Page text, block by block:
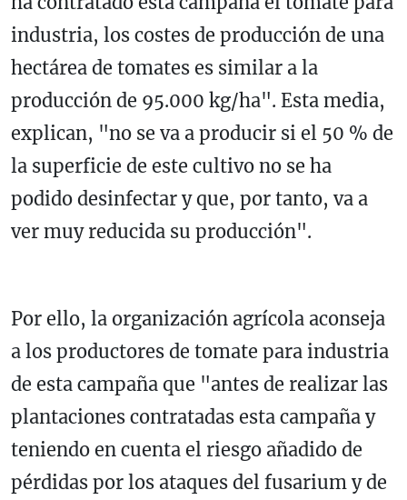
industria, los costes de producción de una
hectárea de tomates es similar a la
producción de 95.000 kg/ha". Esta media,
explican, "no se va a producir si el 50 % de
la superficie de este cultivo no se ha
podido desinfectar y que, por tanto, va a
ver muy reducida su producción".
Por ello, la organización agrícola aconseja
a los productores de tomate para industria
de esta campaña que "antes de realizar las
plantaciones contratadas esta campaña y
teniendo en cuenta el riesgo añadido de
pérdidas por los ataques del fusarium y de